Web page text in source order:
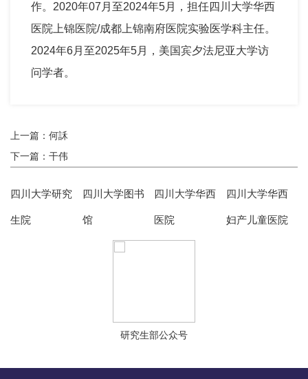
作。2020年07月至2024年5月，担任四川大学华西
医院上锦医院/成都上锦南府医院实验医学科主任。
2024年6月至2025年5月，美国宾夕法尼亚大学访
问学者。
上一篇：何訸
下一篇：干伟
四川大学研究
生院
四川大学图书
馆
四川大学华西
医院
四川大学华西
妇产儿童医院
研究生部公众号